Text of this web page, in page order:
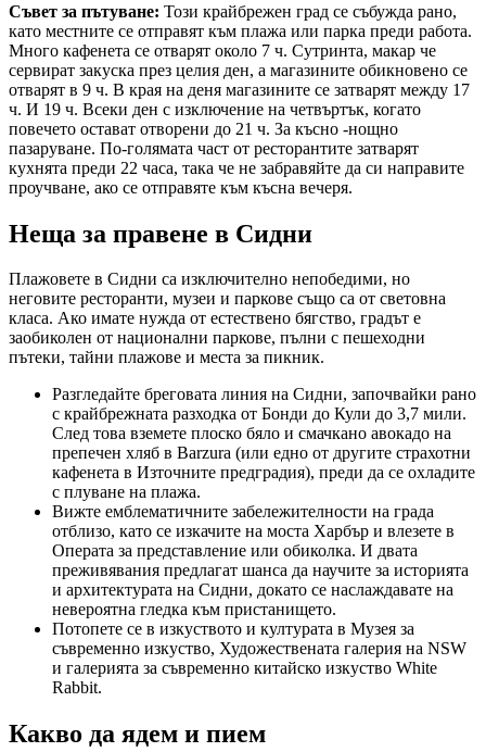
Съвет за пътуване: Този крайбрежен град се събужда рано,
като местните се отправят към плажа или парка преди работа.
Много кафенета се отварят около 7 ч. Сутринта, макар че
сервират закуска през целия ден, а магазините обикновено се
отварят в 9 ч. В края на деня магазините се затварят между 17
ч. И 19 ч. Всеки ден с изключение на четвъртък, когато
повечето остават отворени до 21 ч. За късно -нощно
пазаруване. По-голямата част от ресторантите затварят
кухнята преди 22 часа, така че не забравяйте да си направите
проучване, ако се отправяте към късна вечеря.
Неща за правене в Сидни
Плажовете в Сидни са изключително непобедими, но
неговите ресторанти, музеи и паркове също са от световна
класа. Ако имате нужда от естествено бягство, градът е
заобиколен от национални паркове, пълни с пешеходни
пътеки, тайни плажове и места за пикник.
Разгледайте бреговата линия на Сидни, започвайки рано
с крайбрежната разходка от Бонди до Кули до 3,7 мили.
След това вземете плоско бяло и смачкано авокадо на
препечен хляб в Barzura (или едно от другите страхотни
кафенета в Източните предградия), преди да се охладите
с плуване на плажа.
Вижте емблематичните забележителности на града
отблизо, като се изкачите на моста Харбър и влезете в
Операта за представление или обиколка. И двата
преживявания предлагат шанса да научите за историята
и архитектурата на Сидни, докато се наслаждавате на
невероятна гледка към пристанището.
Потопете се в изкуството и културата в Музея за
съвременно изкуство, Художествената галерия на NSW
и галерията за съвременно китайско изкуство White
Rabbit.
Какво да ядем и пием